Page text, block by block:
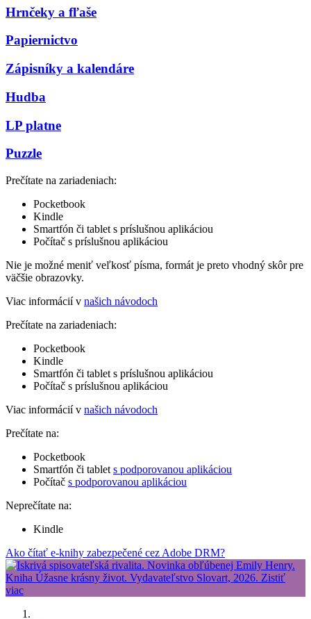
Hrnčeky a fľaše
Papiernictvo
Zápisníky a kalendáre
Hudba
LP platne
Puzzle
Prečítate na zariadeniach:
Pocketbook
Kindle
Smartfón či tablet s príslušnou aplikáciou
Počítač s príslušnou aplikáciou
Nie je možné meniť veľkosť písma, formát je preto vhodný skôr pre
väčšie obrazovky.
Viac informácií v našich návodoch
Prečítate na zariadeniach:
Pocketbook
Kindle
Smartfón či tablet s príslušnou aplikáciou
Počítač s príslušnou aplikáciou
Viac informácií v našich návodoch
Prečítate na:
Pocketbook
Smartfón či tablet s podporovanou aplikáciou
Počítač s podporovanou aplikáciou
Neprečítate na:
Kindle
Ako čítať e-knihy zabezpečené cez Adobe DRM?